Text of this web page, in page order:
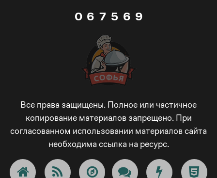
0
3
4
5
6
8
9
_
-
7
8
9
_
-
+
5
6
7
8
9
_
6
8
9
_
-
9
+
!
@
Все права защищены. Полное или частичное
копирование материалов запрещено. При
согласованном использовании материалов сайта
необходима ссылка на ресурс.